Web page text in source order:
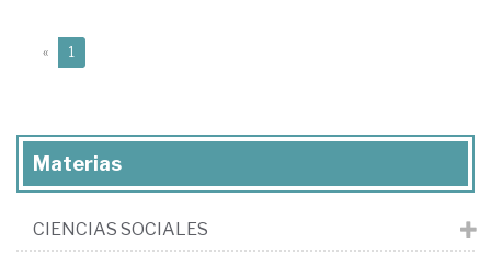
« 1
Materias
CIENCIAS SOCIALES